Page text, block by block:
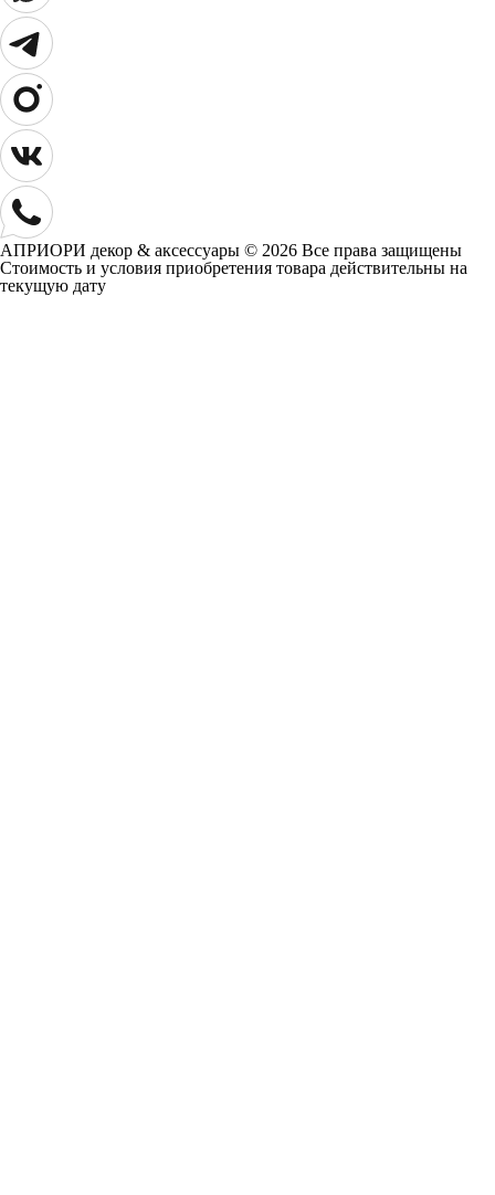
АПРИОРИ декор & аксессуары © 2026 Все права защищены
Cтоимость и условия приобретения товара действительны на
текущую дату